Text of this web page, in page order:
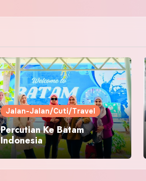
Jalan-Jalan/Cuti/Travel
Percutian Ke Batam
Indonesia